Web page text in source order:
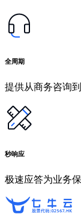
全周期
提供从商务咨询
秒响应
极速应答为业务